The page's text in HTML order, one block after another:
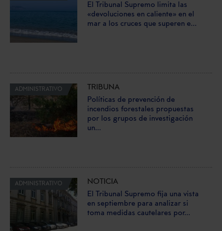
El Tribunal Supremo limita las
«devoluciones en caliente» en el
mar a los cruces que superen e...
ADMINISTRATIVO
TRIBUNA
Políticas de prevención de
incendios forestales propuestas
por los grupos de investigación
un...
ADMINISTRATIVO
NOTICIA
El Tribunal Supremo fija una vista
en septiembre para analizar si
toma medidas cautelares por...